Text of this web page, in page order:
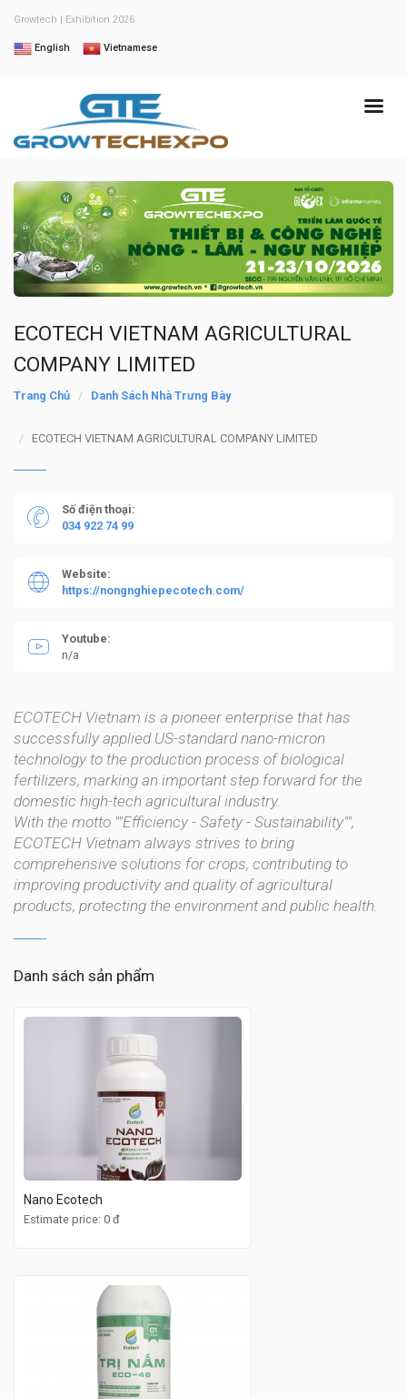
Growtech | Exhibition 2026
English Vietnamese
ECOTECH VIETNAM AGRICULTURAL
COMPANY LIMITED
Trang Chủ Danh Sách Nhà Trưng Bày
ECOTECH VIETNAM AGRICULTURAL COMPANY LIMITED
Số điện thoại:
034 922 74 99
Website:
https://nongnghiepecotech.com/
Youtube:
n/a
ECOTECH Vietnam is a pioneer enterprise that has
successfully applied US-standard nano-micron
technology to the production process of biological
fertilizers, marking an important step forward for the
domestic high-tech agricultural industry.
With the motto ""Efficiency - Safety - Sustainability"",
ECOTECH Vietnam always strives to bring
comprehensive solutions for crops, contributing to
improving productivity and quality of agricultural
products, protecting the environment and public health.
Danh sách sản phẩm
Nano Ecotech
Estimate price: 0 đ